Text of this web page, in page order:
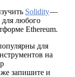
Solidity—
для любого
Ethereum.
для
на
запишите и